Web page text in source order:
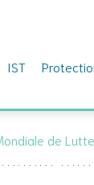
IST
de